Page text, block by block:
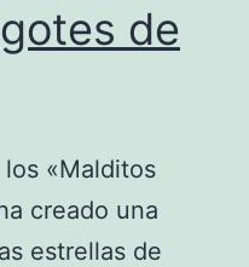
de
«Malditos
creado una
estrellas de